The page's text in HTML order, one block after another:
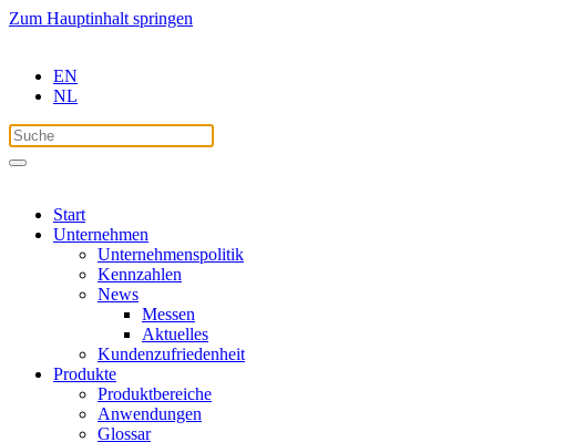
Zum Hauptinhalt springen
EN
NL
Start
Unternehmen
Unternehmenspolitik
Kennzahlen
News
Messen
Aktuelles
Kundenzufriedenheit
Produkte
Produktbereiche
Anwendungen
Glossar